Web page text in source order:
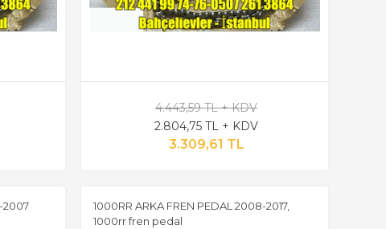
4.443,59 TL + KDV
2.804,75 TL + KDV
3.309,61 TL
2007
1000RR ARKA FREN PEDAL 2008-2017,
1000rr fren pedal